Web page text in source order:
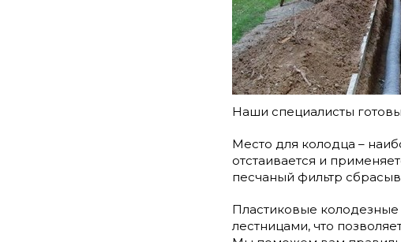
Наши специалисты
Место для колодца –
отстаивается и
песчаный фильтр
Пластиковые
лестницами, что